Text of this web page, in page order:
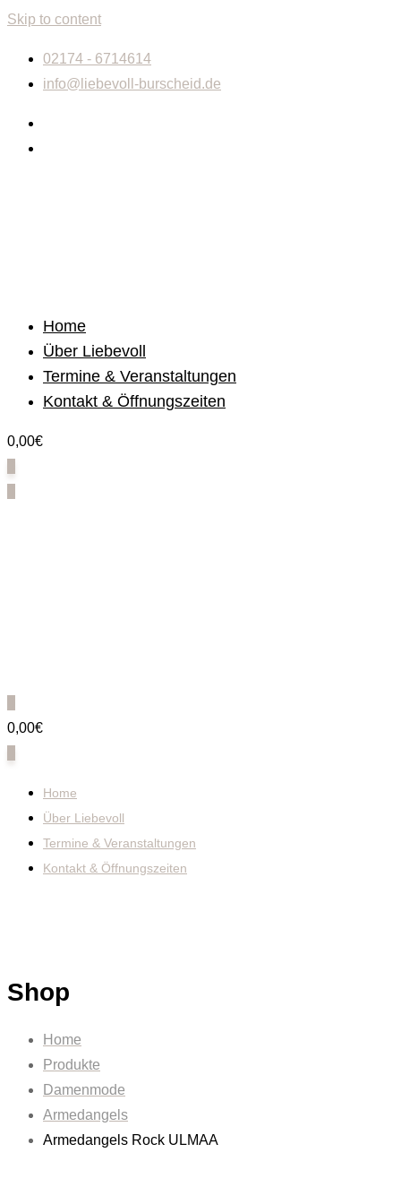
Skip to content
02174 - 6714614
info@liebevoll-burscheid.de
Home
Über Liebevoll
Termine & Veranstaltungen
Kontakt & Öffnungszeiten
0,00€
0,00€
Home
Über Liebevoll
Termine & Veranstaltungen
Kontakt & Öffnungszeiten
Shop
Home
Produkte
Damenmode
Armedangels
Armedangels Rock ULMAA